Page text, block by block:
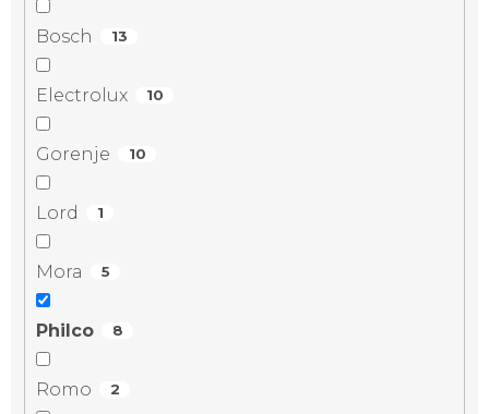
Bosch 13
Electrolux 10
Gorenje 10
Lord 1
Mora 5
Philco 8
Romo 2